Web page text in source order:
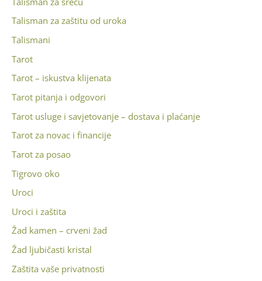
Talisman za zaštitu od uroka
Talismani
Tarot
Tarot – iskustva klijenata
Tarot pitanja i odgovori
Tarot usluge i savjetovanje – dostava i plaćanje
Tarot za novac i financije
Tarot za posao
Tigrovo oko
Uroci
Uroci i zaštita
Žad kamen – crveni žad
Žad ljubičasti kristal
Zaštita vaše privatnosti